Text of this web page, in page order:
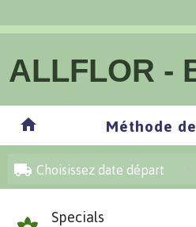
ALLFLOR -
Méthode
Choisissez date départ
Specials